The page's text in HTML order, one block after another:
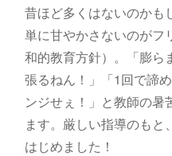
昔ほど多くはないのかも
単に甘やかさないのがフ
和的教育方針）。「膨ら
張るねん！」「1回で諦
ンジせぇ！」と教師の暑
ます。厳しい指導のも
はじめました！